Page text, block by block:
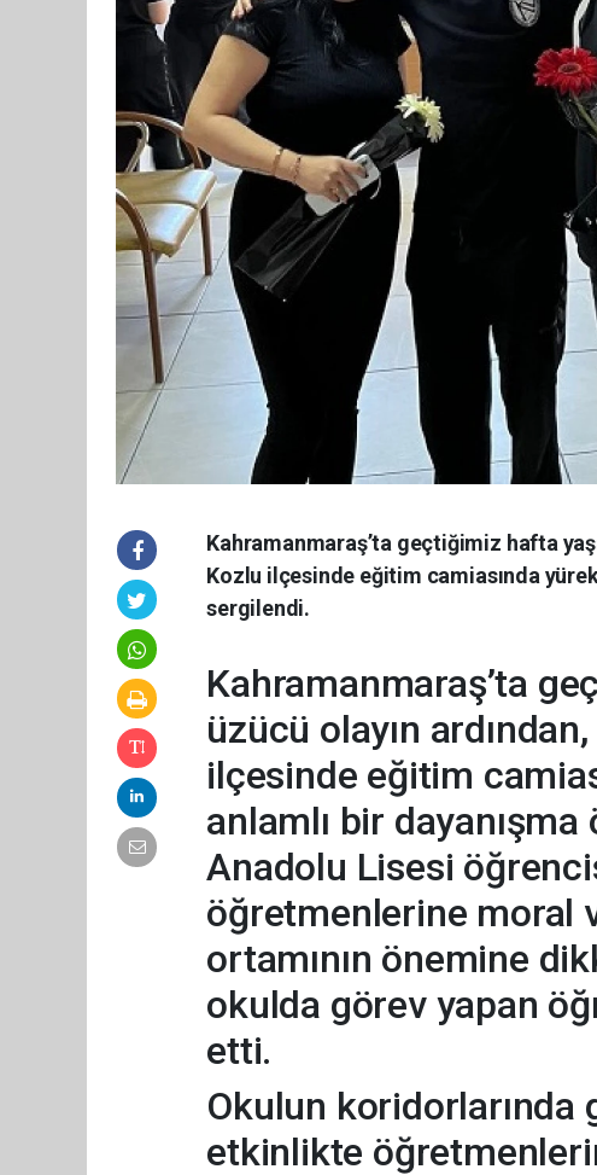
Kahramanmaraş’ta geçtiğimiz hafta
Kozlu ilçesinde eğitim camiasında
sergilendi.
Kahramanmaraş’ta
üzücü olayın ardından,
ilçesinde eğitim
anlamlı bir
Anadolu Lisesi
öğretmenlerine moral
ortamının önemine
okulda görev yapan
etti.
Okulun koridorlarında
etkinlikte